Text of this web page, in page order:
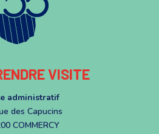
VISITE
administratif
des Capucins
COMMERCY